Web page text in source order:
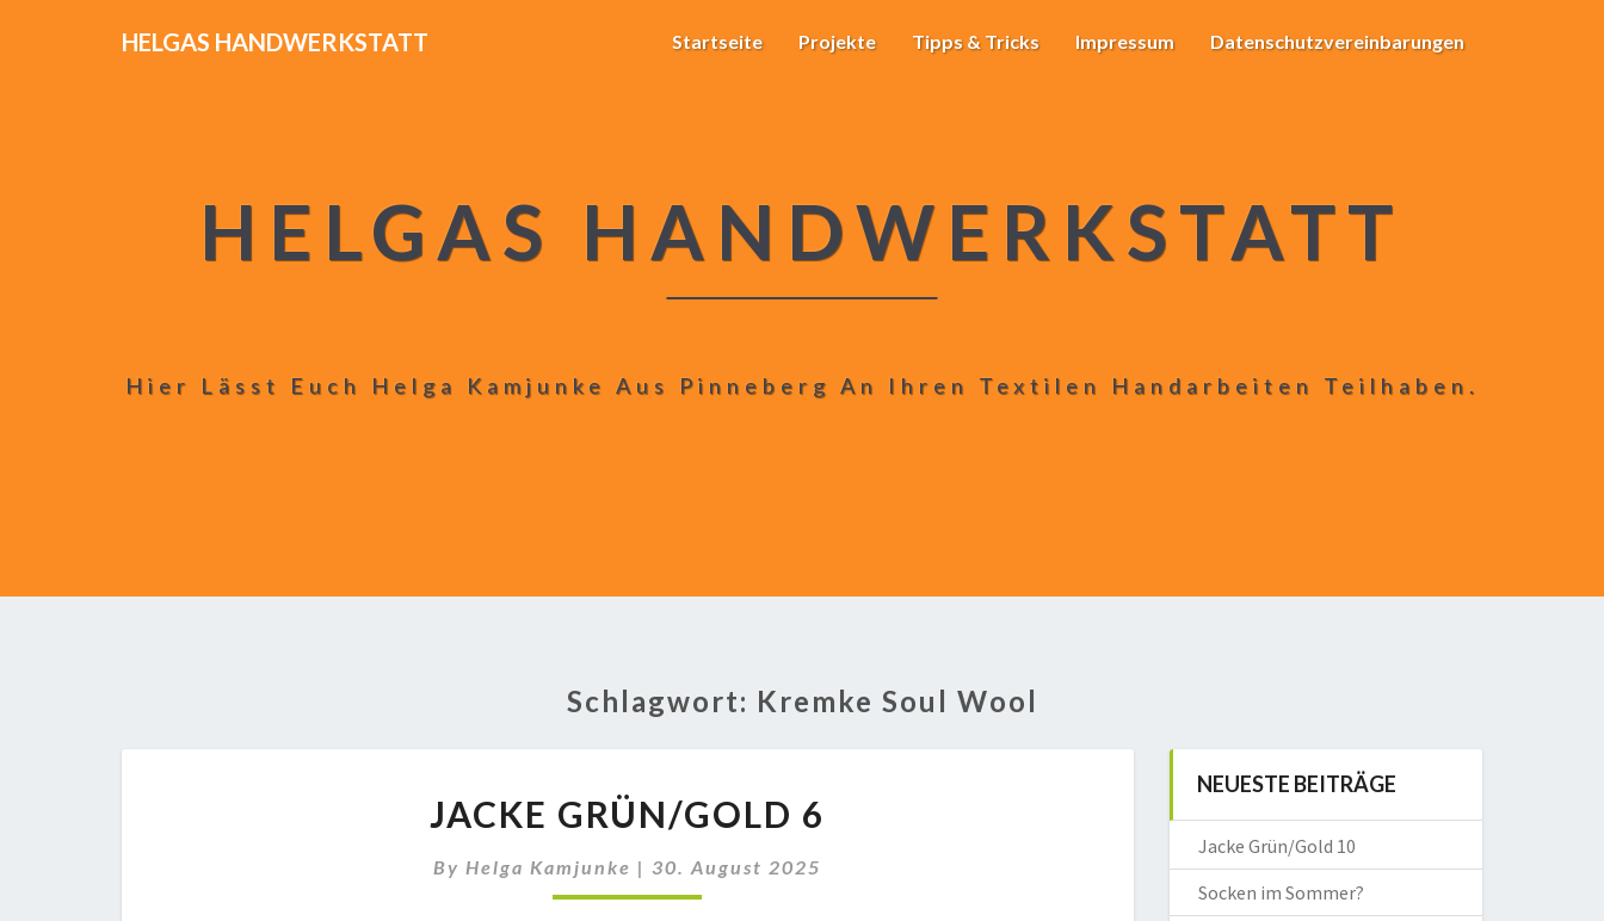
HELGAS HANDWERKSTATT Startseite Projekte Tipps & Tricks Impressum Datenschutzvereinbarungen
HELGAS HANDWERKSTATT
Hier Lässt Euch Helga Kamjunke Aus Pinneberg An Ihren Textilen Handarbeiten Teilhaben.
Schlagwort: Kremke Soul Wool
GRÜN/GOLD
JACKE GRÜN/GOLD 6
ByHelga Kamjunke | 30. August 2025
NEUESTE BEITRÄGE
Jacke Grün/Gold 10
Socken im Sommer?